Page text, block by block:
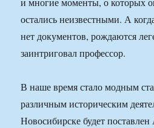
остались неизвестными. А
нет документов, рождаются
заинтриговал профессор.
В наше время стало модным
различным историческим
Новосибирске будет